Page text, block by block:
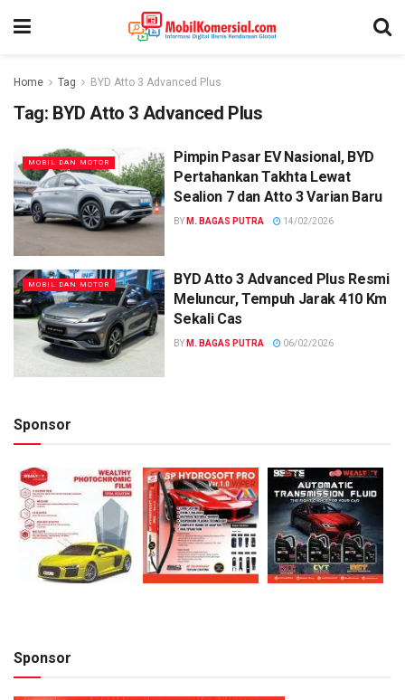
Home Tag BYD Atto 3 Advanced Plus
Tag: BYD Atto 3 Advanced Plus
MOBIL DAN MOTOR
Pimpin Pasar EV Nasional, BYD
Pertahankan Takhta Lewat
Sealion 7 dan Atto 3 Varian Baru
BY M. BAGAS PUTRA 14/02/2026
MOBIL DAN MOTOR
BYD Atto 3 Advanced Plus Resmi
Meluncur, Tempuh Jarak 410 Km
Sekali Cas
BY M. BAGAS PUTRA 06/02/2026
Sponsor
Sponsor